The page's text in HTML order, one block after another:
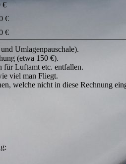
€
€
€
Umlagenpauschale).
(etwa 150 €).
für Luftamt etc. entfallen.
viel man Fliegt.
welche nicht in diese Rechnung